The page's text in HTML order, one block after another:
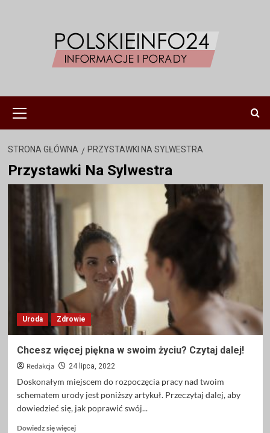
główne
STRONA GŁÓWNA PRZYSTAWKI NA SYLWESTRA
Przystawki Na Sylwestra
Uroda Zdrowie
Chcesz więcej piękna w swoim życiu? Czytaj dalej!
Redakcja 24 lipca, 2022
Doskonałym miejscem do rozpoczęcia pracy nad twoim
schematem urody jest poniższy artykuł. Przeczytaj dalej, aby
dowiedzieć się, jak poprawić swój...
Dowiedz się więcejDowiedz